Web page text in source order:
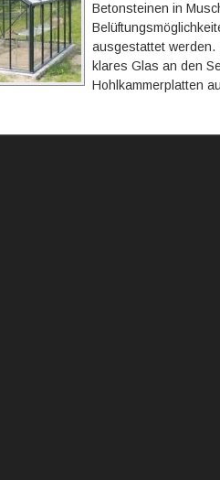
Betonsteinen in
ausgestattet werden.
klares Glas an den
Hohlkammerplatten